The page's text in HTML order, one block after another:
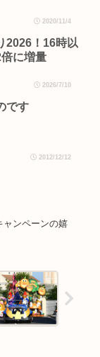
2020/11/4
2026！16時以
に増量
2026/7/10
です
2012/12/12
ャンペーンの嬉